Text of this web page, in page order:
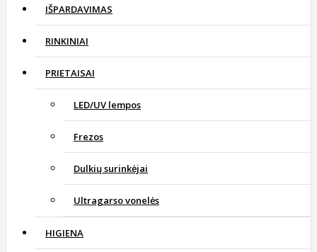
IŠPARDAVIMAS
RINKINIAI
PRIETAISAI
LED/UV lempos
Frezos
Dulkių surinkėjai
Ultragarso vonelės
HIGIENA